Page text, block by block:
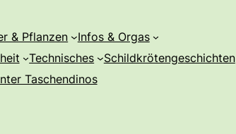
& Pflanzen
Infos & Orgas
Technisches
Schildkrötengeschichten
Taschendinos